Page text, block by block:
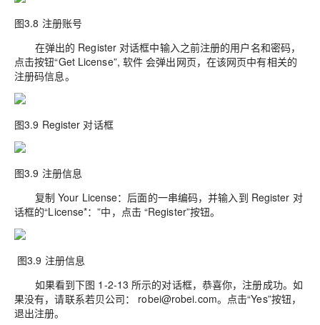
图3.8 注册账号
在弹出的 Register 对话框中输入之前注册的用户名和密码，
点击按钮“Get License”, 软件 会弹出网页，在该网页中有相关的
注册码信息。
图3.9 Register 对话框
图3.9 注册信息
复制 Your License：后面的一串编码，并输入到 Register 对
话框的“License*：”中，点击 “Register”按钮。
图3.9 注册信息
如果看到下图 1-2-13 所示的对话框，恭喜你，注册成功。如
果没有，请联系若贝公司： robei@robei.com。点击“Yes”按钮，
退出注册。